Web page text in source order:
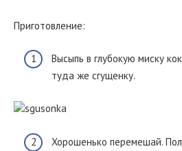
Приготовление:
Высыпь в глубокую миску
туда же сгущенку.
Хорошенько перемешай.